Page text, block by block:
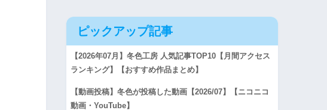
ピックアップ記事
【2026年07月】冬色工房 人気記事TOP10【月間アクセス
ランキング】【おすすめ作品まとめ】
【動画投稿】冬色が投稿した動画【2026/07】【ニコニコ
動画・YouTube】